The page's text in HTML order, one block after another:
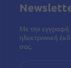
Με την εγγραφή
ηλεκτρονική
σας.